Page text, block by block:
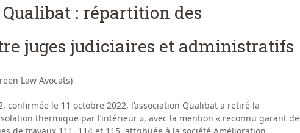
: répartition des
juges judiciaires et administratifs
Law Avocats)
confirmée le 11 octobre 2022, l’association Qualibat a retiré la
thermique par l’intérieur », avec la mention « reconnu garant de
de travaux 111, 114 et 115, attribuée à la société Amélioration